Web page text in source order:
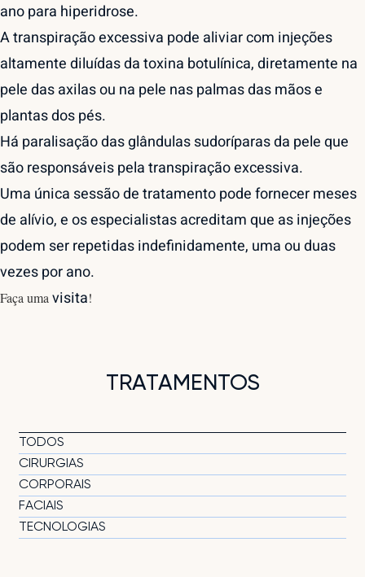
ano para hiperidrose.
A transpiração excessiva pode aliviar com injeções
altamente diluídas da toxina botulínica, diretamente na
pele das axilas ou na pele nas palmas das mãos e
plantas dos pés.
Há paralisação das glândulas sudoríparas da pele que
são responsáveis pela transpiração excessiva.
Uma única sessão de tratamento pode fornecer meses
de alívio, e os especialistas acreditam que as injeções
podem ser repetidas indefinidamente, uma ou duas
vezes por ano.
Faça uma visita!
TRATAMENTOS
TODOS
CIRURGIAS
CORPORAIS
FACIAIS
TECNOLOGIAS